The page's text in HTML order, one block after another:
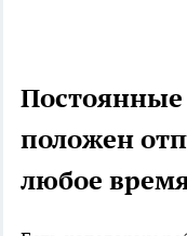
Постоянные
положен
любое